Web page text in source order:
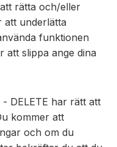
rätta och/eller
att underlätta
funktionen
att slippa ange dina
DELETE har rätt att
kommer att
och om du